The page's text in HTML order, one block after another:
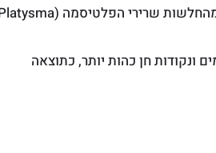
ונקודות חן כהות יותר, כתוצאה